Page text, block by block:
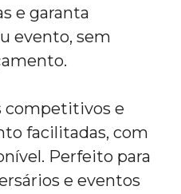
e garanta
evento, sem
competitivos e
facilitadas, com
Perfeito para
e eventos